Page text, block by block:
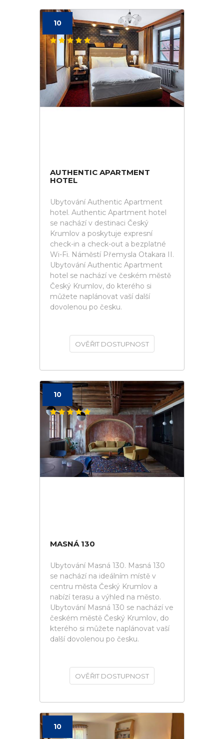
10
AUTHENTIC APARTMENT
HOTEL
Ubytování Authentic Apartment
hotel. Authentic Apartment hotel
se nachází v destinaci Český
Krumlov a poskytuje expresní
check-in a check-out a bezplatné
Wi-Fi. Náměstí Přemysla Otakara II.
Ubytování Authentic Apartment
hotel se nachází ve českém městě
Český Krumlov, do kterého si
můžete naplánovat vaší další
dovolenou po česku.
OVĚŘIT DOSTUPNOST
10
MASNÁ 130
Ubytování Masná 130. Masná 130
se nachází na ideálním místě v
centru města Český Krumlov a
nabízí terasu a výhled na město.
Ubytování Masná 130 se nachází ve
českém městě Český Krumlov, do
kterého si můžete naplánovat vaší
další dovolenou po česku.
OVĚŘIT DOSTUPNOST
10